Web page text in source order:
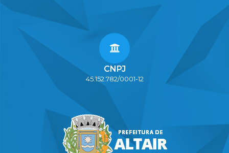
CNPJ
45.152.782/0001-12